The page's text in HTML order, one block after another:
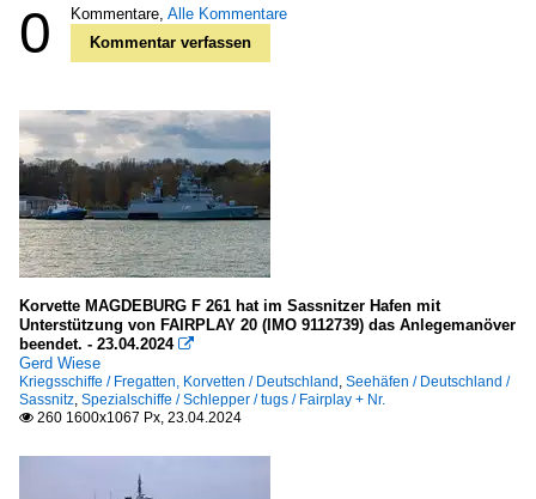
0 Kommentare, Alle Kommentare
Kommentar verfassen
Korvette MAGDEBURG F 261 hat im Sassnitzer Hafen mit
Unterstützung von FAIRPLAY 20 (IMO 9112739) das Anlegemanöver
beendet. - 23.04.2024 
Gerd Wiese
Kriegsschiffe / Fregatten, Korvetten / Deutschland , Seehäfen / Deutschland /
Sassnitz, Spezialschiffe / Schlepper / tugs / Fairplay + Nr.
 260 1600x1067 Px, 23.04.2024